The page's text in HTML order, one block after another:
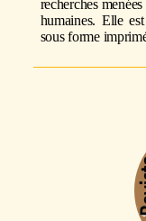
recherches
humaines. Elle
sous forme